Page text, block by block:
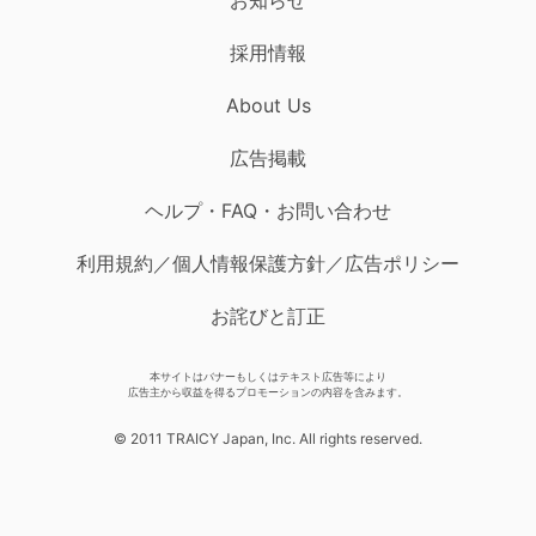
採用情報
About Us
広告掲載
ヘルプ・FAQ・お問い合わせ
利用規約／個人情報保護方針／広告ポリシー
お詫びと訂正
本サイトはバナーもしくはテキスト広告等により
広告主から収益を得るプロモーションの内容を含みます。
© 2011 TRAICY Japan, Inc. All rights reserved.